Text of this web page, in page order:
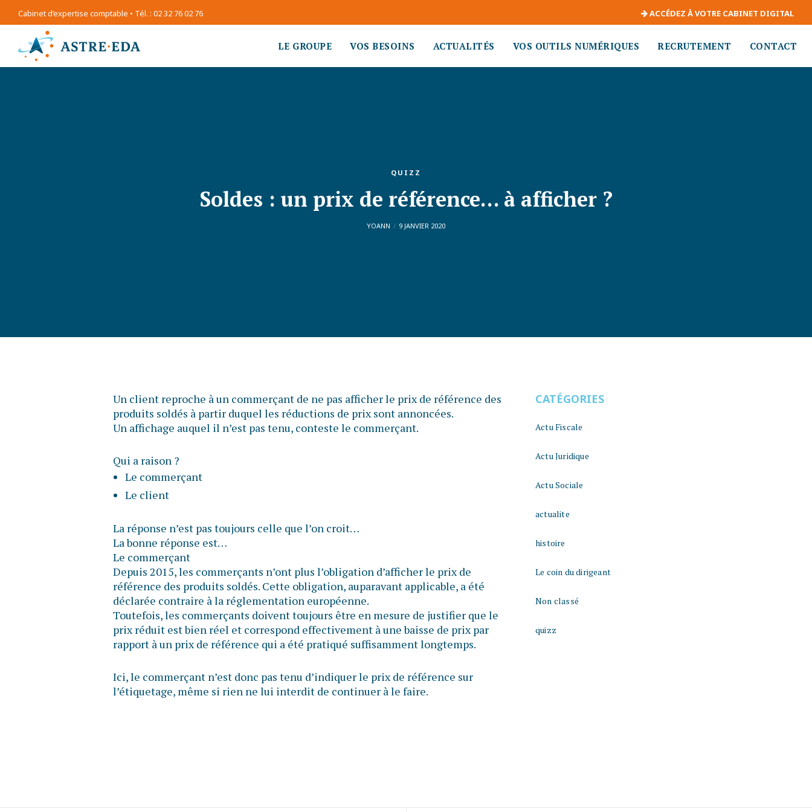
Cabinet d’expertise comptable • Tél. : 02 32 76 02 76 ACCÉDEZ À VOTRE CABINET DIGITAL
LE GROUPE VOS BESOINS ACTUALITÉS VOS OUTILS NUMÉRIQUES RECRUTEMENT CONTACT
QUIZZ
Soldes : un prix de référence… à afficher ?
YOANN 9 JANVIER 2020
Un client reproche à un commerçant de ne pas afficher le prix de référence des
produits soldés à partir duquel les réductions de prix sont annoncées.
Un affichage auquel il n’est pas tenu, conteste le commerçant.
Qui a raison ?
Le commerçant
Le client
La réponse n’est pas toujours celle que l’on croit…
La bonne réponse est…
Le commerçant
Depuis 2015, les commerçants n’ont plus l’obligation d’afficher le prix de
référence des produits soldés. Cette obligation, auparavant applicable, a été
déclarée contraire à la réglementation européenne.
Toutefois, les commerçants doivent toujours être en mesure de justifier que le
prix réduit est bien réel et correspond effectivement à une baisse de prix par
rapport à un prix de référence qui a été pratiqué suffisamment longtemps.
Ici, le commerçant n’est donc pas tenu d’indiquer le prix de référence sur
l’étiquetage, même si rien ne lui interdit de continuer à le faire.
CATÉGORIES
Actu Fiscale
Actu Juridique
Actu Sociale
actualite
histoire
Le coin du dirigeant
Non classé
quizz